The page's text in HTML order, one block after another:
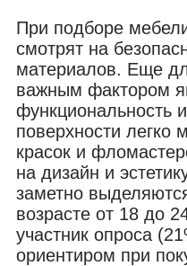
При подборе
смотрят на
материалов. Еще
важным фактором
функциональность
поверхности легко
красок и
на дизайн и
заметно
возрасте от 18 до
участник опроса
ориентиром при